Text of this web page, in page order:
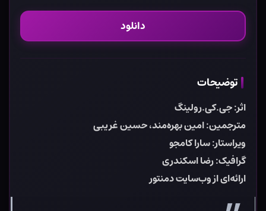
دانلود
توضیحات
اثر: جی.کی.رولینگ
مترجمین: امین بهره‌مند، حسین غریبی
ویراستار: سارا کامجو
گرافیک: رضا اسکندری
ارائه‌ای از وب‌سایت دمنتور